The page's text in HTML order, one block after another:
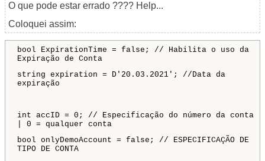
O que pode estar errado ???? Help...
Coloquei assim:
bool ExpirationTime = false; // Habilita o uso da
Expiração de Conta
string expiration = D'20.03.2021'; //Data da
expiração
int accID = 0; // Especificação do número da conta
| 0 = qualquer conta
bool onlyDemoAccount = false; // ESPECIFICAÇÃO DE
TIPO DE CONTA